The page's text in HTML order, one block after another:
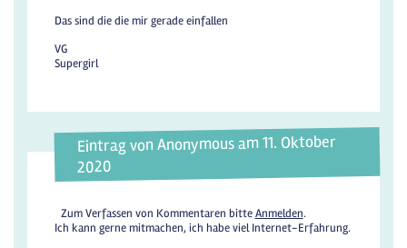
Das sind die die mir gerade einfallen
VG
Supergirl
Eintrag von Anonymous am 11. Oktober
2020
Zum Verfassen von Kommentaren bitteAnmelden.
Ich kann gerne mitmachen, ich habe viel Internet-Erfahrung.